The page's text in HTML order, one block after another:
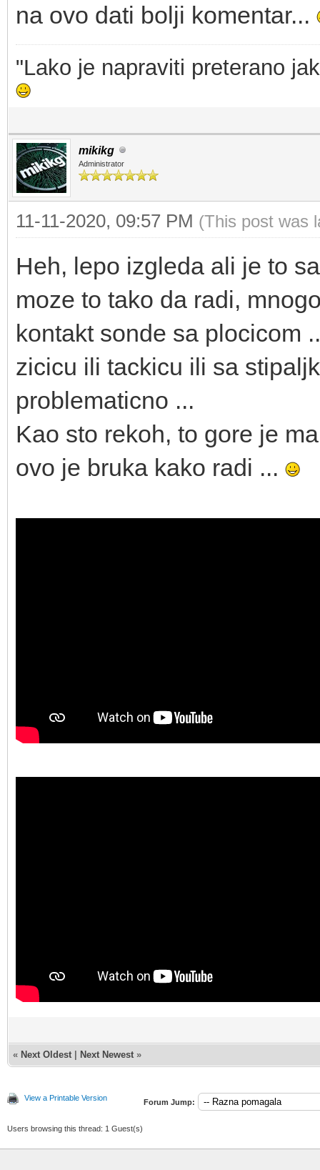
na ovo dati bolji komentar...
"Lako je napraviti preterano
mikikg
Administrator
11-11-2020, 09:57 PM (This post was
Heh, lepo izgleda ali je to
moze to tako da radi,
kontakt sonde sa plocicom
zicicu ili tackicu ili sa
problematicno ...
Kao sto rekoh, to gore je
ovo je bruka kako radi ...
« Next Oldest Next Newest »
View a Printable Version Forum Jump:
Users browsing this thread: 1 Guest(s)